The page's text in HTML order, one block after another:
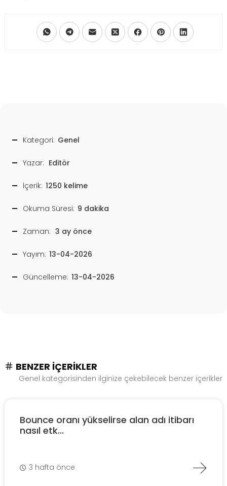
Kategori: Genel
Yazar: Editör
İçerik: 1250 kelime
Okuma Süresi: 9 dakika
Zaman: 3 ay önce
Yayım: 13-04-2026
Güncelleme: 13-04-2026
BENZER İÇERIKLER
Genel kategorisinden ilginize çekebilecek benzer içerikler
Bounce oranı yükselirse alan adı itibarı
nasıl etk...
3 hafta önce